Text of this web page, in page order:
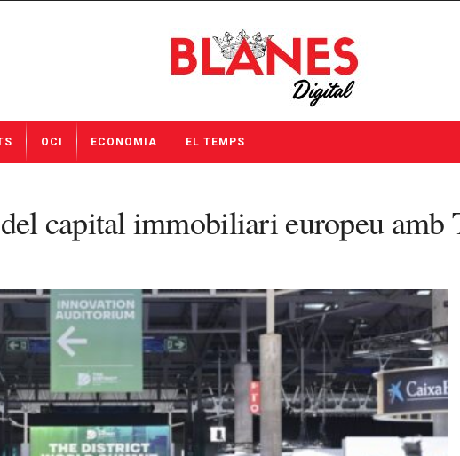
OCI ECONOMIA EL TEMPS
capital immobiliari europeu amb